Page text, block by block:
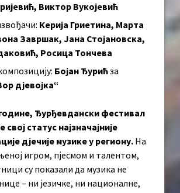
Виктор Вукојевић
Керија Гриетина, Марта
Завршак, Јана Стојановска,
Росица Тончева
Бојан Ђурићза
дјевојка“
Ђурђевдански фестивал
свој статус најзначајније
дјечије музике у региону. На
игром, пјесмом и талентом,
су показали да музика не
– ни језичке, ни националне,